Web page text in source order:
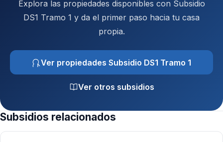
Explora las propiedades disponibles con Subsidio
DS1 Tramo 1 y da el primer paso hacia tu casa
propia.
Ver propiedades Subsidio DS1 Tramo 1
Ver otros subsidios
Subsidios relacionados